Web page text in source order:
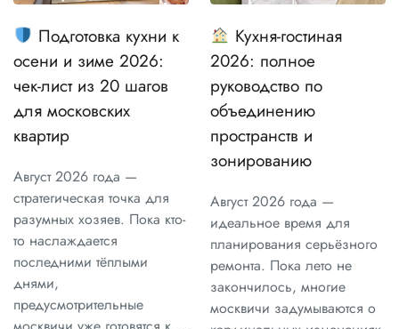
Подготовка кухни к
осени и зиме 2026:
чек-лист из 20 шагов
для московских
квартир
Август 2026 года —
стратегическая точка для
разумных хозяев. Пока кто-
то наслаждается
последними тёплыми
днями,
предусмотрительные
Кухня-гостиная
2026: полное
руководство по
объединению
пространств и
зонированию
Август 2026 года —
идеальное время для
планирования серьёзного
ремонта. Пока лето не
закончилось, многие
москвичи задумываются о